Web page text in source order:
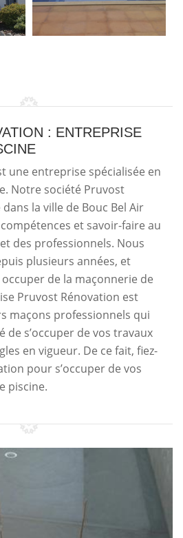
: ENTREPRISE
une entreprise spécialisée en
Notre société Pruvost
la ville de Bouc Bel Air
et savoir-faire au
des professionnels. Nous
plusieurs années, et
de la maçonnerie de
Pruvost Rénovation est
maçons professionnels qui
de s’occuper de vos travaux
en vigueur. De ce fait, fiez-
pour s’occuper de vos
piscine.